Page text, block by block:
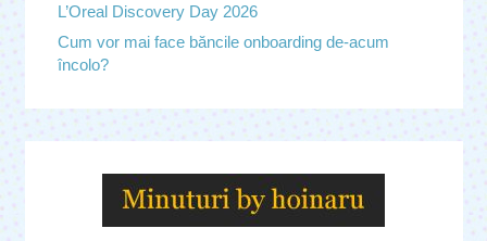
L’Oreal Discovery Day 2026
Cum vor mai face băncile onboarding de-acum
încolo?